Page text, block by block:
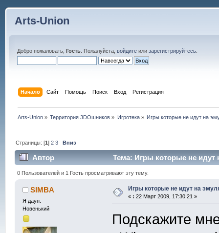
Arts-Union
Добро пожаловать, Гость. Пожалуйста, войдитеили зарегистрируйтесь.
Начало Сайт Помощь Поиск Вход Регистрация
Arts-Union » Территория 3DOшников » Игротека» Игры которые не идут на
Страницы: [1]2 3 Вниз
Автор Тема: Игры которые не идут
0 Пользователей и 1 Гость просматривают эту тему.
SIMBA
Я даун.
Новенький
Игры которые не идут на
« : 22 Март 2009, 17:30:21 »
Подскажите